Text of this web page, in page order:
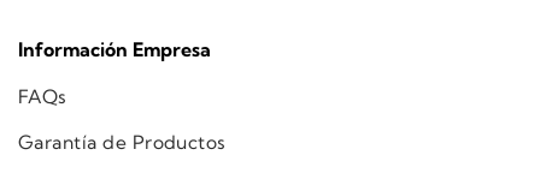
Información Empresa
FAQs
Garantía de Productos